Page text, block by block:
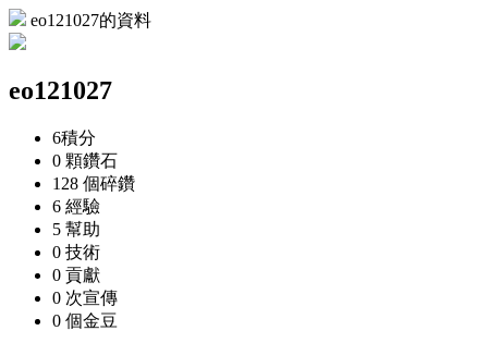
eo121027的資料
eo121027
6積分
0 顆鑽石
128 個碎鑽
6 經驗
5 幫助
0 技術
0 貢獻
0 次宣傳
0 個金豆